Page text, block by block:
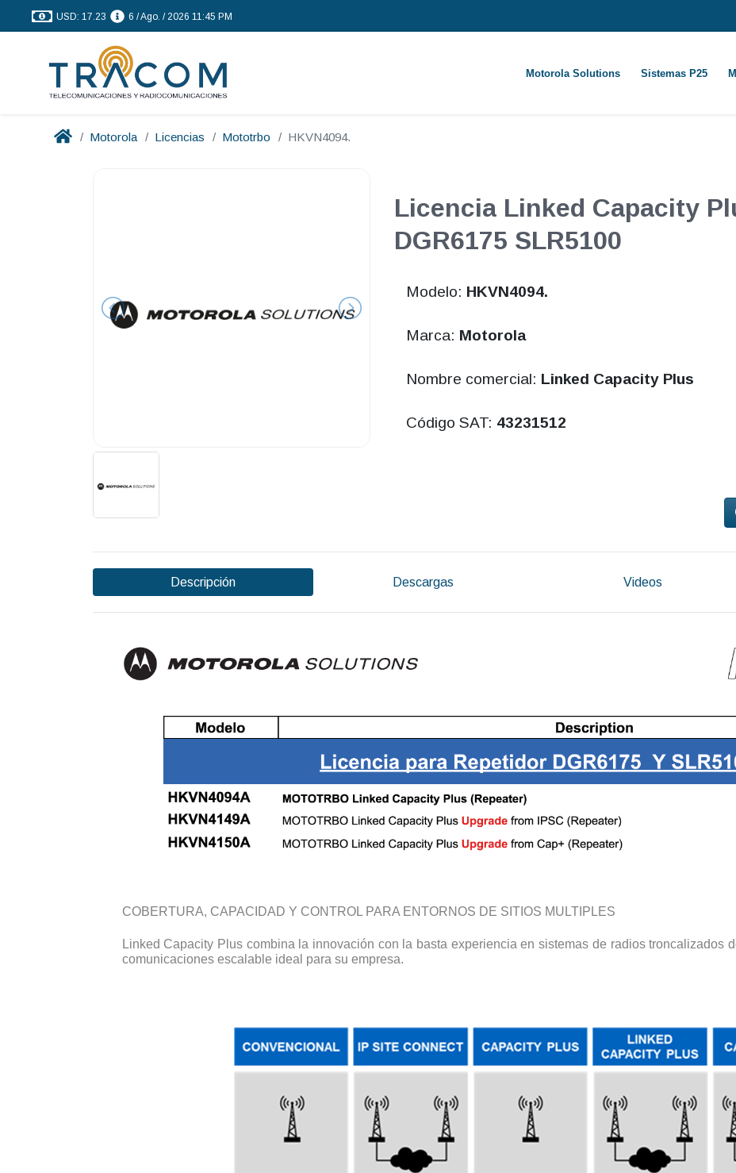
USD: 17.23 6 / Ago. / 2026 11:45 PM
Motorola Solutions Sistemas P25
Motorola Licencias Mototrbo HKVN4094.
Licencia Linked Capacity
DGR6175 SLR5100
Modelo: HKVN4094.
Marca: Motorola
Nombre comercial: Linked Capacity Plus
Código SAT: 43231512
Descripción Descargas Videos
COBERTURA, CAPACIDAD Y CONTROL PARA ENTORNOS DE SITIOS MULTIPLES
Linked Capacity Plus combina la innovación con la basta experiencia en sistemas de radios troncalizados
comunicaciones escalable ideal para su empresa.